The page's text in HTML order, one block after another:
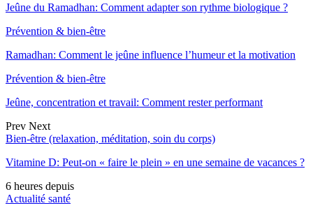
Jeûne du Ramadhan: Comment adapter son rythme biologique ?
Prévention & bien-être
Ramadhan: Comment le jeûne influence l’humeur et la motivation
Prévention & bien-être
Jeûne, concentration et travail: Comment rester performant
Prev Next
Bien-être (relaxation, méditation, soin du corps)
Vitamine D: Peut-on « faire le plein » en une semaine de vacances ?
6 heures depuis
Actualité santé